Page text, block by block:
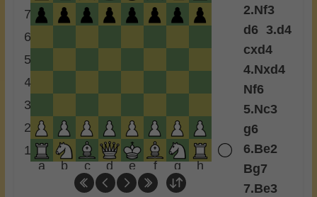
1
2
3
4
5
6
7
a b c d e f g h
2.Nf3
d6
3.d4
cxd4
4.Nxd4
Nf6
5.Nc3
g6
6.Be2
Bg7
7.Be3